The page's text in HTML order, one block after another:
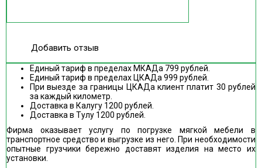
Добавить отзыв
Единый тариф в пределах МКАДа 799 рублей.
Единый тариф в пределах ЦКАДа 999 рублей.
При выезде за границы ЦКАДа клиент платит 30 рублей
за каждый километр.
Доставка в Калугу 1200 рублей.
Доставка в Тулу 1200 рублей.
Фирма оказывает услугу по погрузке мягкой мебели в
транспортное средство и выгрузке из него. При необходимости
опытные грузчики бережно доставят изделия на место их
установки.